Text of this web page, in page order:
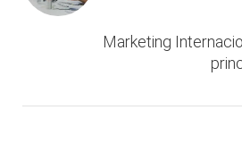
Marketing